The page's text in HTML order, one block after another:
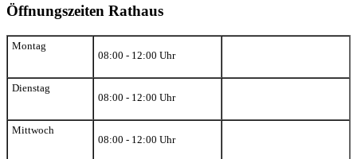
Öffnungszeiten Rathaus
Montag
08:00 - 12:00 Uhr
Dienstag
08:00 - 12:00 Uhr
Mittwoch
08:00 - 12:00 Uhr